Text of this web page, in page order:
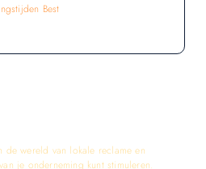
Best
de wereld van lokale reclame en
je onderneming kunt stimuleren.